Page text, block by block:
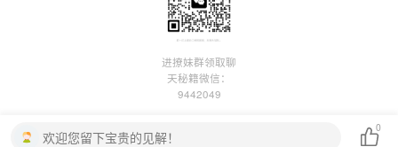
进撩妹群领取聊
天秘籍微信：
9442049
欢迎您留下宝贵的见解！
0